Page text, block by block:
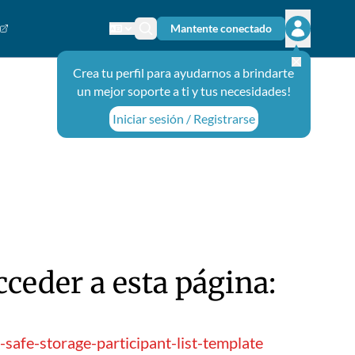
Cambiar el idioma
Ícono de búsqueda
Mantente conectado
Abrir el
Crea tu perfil para ayudarnos a brindarte
un mejor soporte a ti y tus necesidades!
Iniciar sesión / Registrarse
a esta página:
storage-participant-list-template